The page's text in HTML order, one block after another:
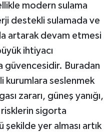
modern sulama
destekli sulamada ve
artarak devam etmesi
ihtiyacı
Buradan
kurumlara seslenmek
zararı, güneş yanığı,
risklerin sigorta
şekilde yer alması artık